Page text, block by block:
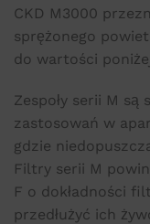
CKD M3000
sprężonego
do wartości
Zespoły serii M
zastosowań w
gdzie
Filtry serii M
F o dokładności
przedłużyć ich